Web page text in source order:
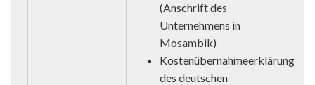
(Anschrift des
Unternehmens in
Mosambik)
Kostenübernahmeerklärung
des deutschen